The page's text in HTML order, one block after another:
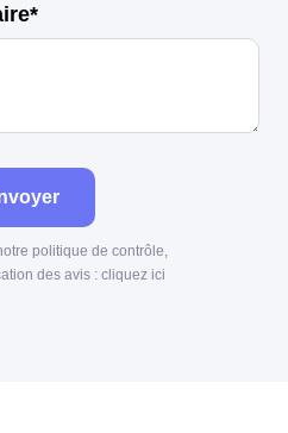
politique de contrôle,
des avis : cliquez ici